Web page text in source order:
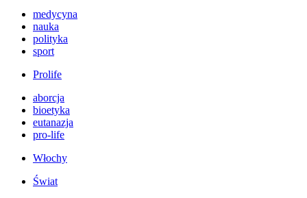
medycyna
nauka
polityka
sport
Prolife
aborcja
bioetyka
eutanazja
pro-life
Włochy
Świat